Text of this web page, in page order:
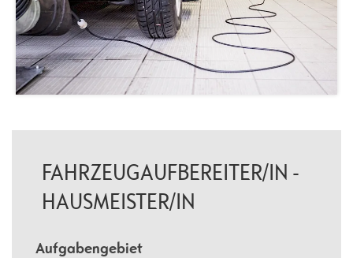
FAHRZEUGAUFBEREITER/IN -
HAUSMEISTER/IN
Aufgabengebiet